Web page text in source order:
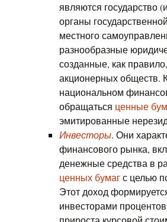
являются государство
органы
местного
разнообразные
созданные, как
акционерных обществ.
национальном
обращаться ценные
эмитированные
Инвесторы. Они
финансового рынка,
денежные средства в
ценных бумагс целью
Этот доход
инвесторами